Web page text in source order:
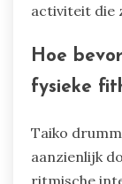
activiteit die
Hoe
fysieke
Taiko
aanzienlijk